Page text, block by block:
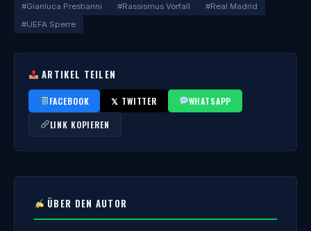
#Gianluca Prestianni
#Rassismus Vorfall
#Real Madrid
#UEFA Sperre
ARTIKEL TEILEN
FACEBOOK 𝕏 TWITTER
WHATSAPP
LINK KOPIEREN
ÜBER DEN AUTOR